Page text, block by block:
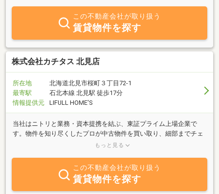
この不動産会社が取り扱う
賃貸物件を探す
株式会社カチタス 北見店
所在地
北海道北見市桜町３丁目72‐1
最寄駅
石北本線 北見駅 徒歩17分
情報提供元
LIFULL HOME'S
当社はニトリと業務・資本提携を結ぶ、東証プライム上場企業で
す。物件を知り尽くしたプロが中古物件を買い取り、細部までチェ
ックし、自社規格に沿って丁寧にリフォームしているので、ご購入
もっと見る
この不動産会社が取り扱う
賃貸物件を探す